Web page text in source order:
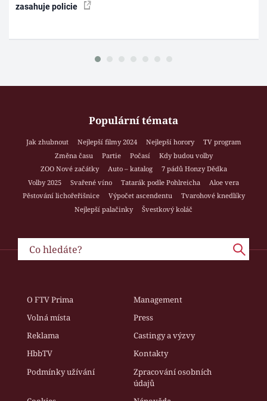
zasahuje policie
Populární témata
Jak zhubnout Nejlepší filmy 2024 Nejlepší horory
TV program
Změna času
Partie Počasí
Kdy budou volby
ZOO Nové začátky
Auto – katalog
7 pádů Honzy Dědka
Volby 2025
Svařené víno Tatarák podle Pohlreicha
Aloe vera
Pěstování lichořeřišnice
Výpočet ascendentu
Tvarohové knedlíky
Nejlepší palačinky
Švestkový koláč
O FTV Prima
Management
Volná místa
Press
Reklama
Castingy a výzvy
HbbTV
Kontakty
Podmínky užívání
Zpracování osobních
údajů